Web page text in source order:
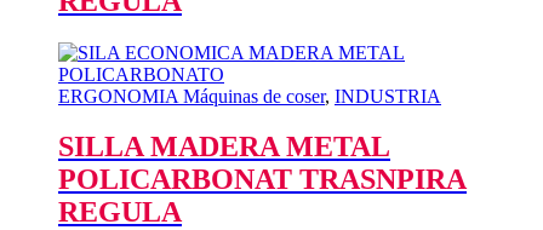
ERGONOMIA Máquinas de coser, INDUSTRIA
SILLA MADERA METAL
POLICARBONAT TRASNPIRA
REGULA